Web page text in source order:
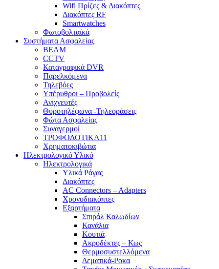
Wifi Πρίζες & Διακόπτες
Διακόπτες RF
Smartwatches
Φωτοβολταϊκά
Συστήματα Ασφαλείας
BEAM
CCTV
Καταγραφικά DVR
Παρελκόμενα
Τηλεβόες
Υπέρυθροι – Προβολείς
Ανιχνευτές
Θυροτηλέφωνα -Τηλεοράσεις
Φώτα Ασφαλείας
Συναγερμοί
ΤΡΟΦΟΔΟΤΙΚΑ11
Χρηματοκιβώτια
Ηλεκτρολογικό Υλικό
Ηλεκτρολογικά
Υλικά Ράγας
Διακόπτες
AC Connectors – Adapters
Χρονοδιακόπτες
Εξαρτήματα
Σπιράλ Καλωδίων
Κανάλια
Κουτιά
Ακροδέκτες – Κως
Θερμοσυστελλόμενα
Δεματικά-Ροκα